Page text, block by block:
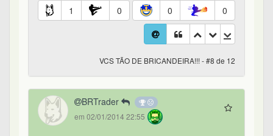
1 0 0 0
VCS TÃO DE BRICANDEIRA!!! - #8 de 12
BRTrader
em 02/01/2014 22:55